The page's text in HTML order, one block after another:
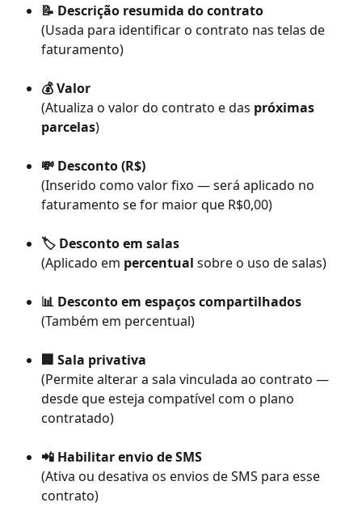
📝 Descrição resumida do contrato
(Usada para identificar o contrato nas telas de
faturamento)
💰 Valor
(Atualiza o valor do contrato e das próximas
parcelas)
💸 Desconto (R$)
(Inserido como valor fixo — será aplicado no
faturamento se for maior que R$0,00)
🏷️ Desconto em salas
(Aplicado em percentual sobre o uso de salas)
📊 Desconto em espaços compartilhados
(Também em percentual)
🏢 Sala privativa
(Permite alterar a sala vinculada ao contrato —
desde que esteja compatível com o plano
contratado)
📲 Habilitar envio de SMS
(Ativa ou desativa os envios de SMS para esse
contrato)